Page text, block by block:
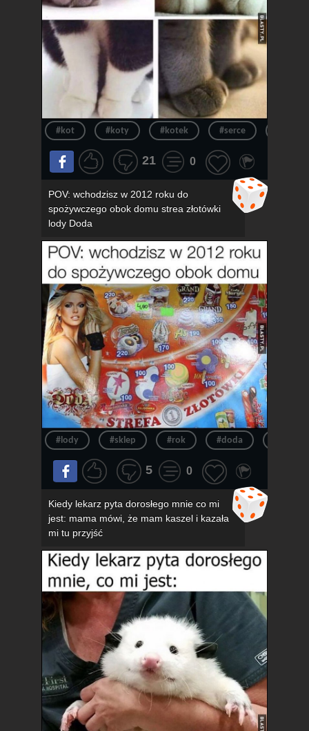
#kot #koty #kotek #serce
21 0
POV: wchodzisz w 2012 roku do
spożywczego obok domu strea złotówki
lody Doda
#lody #sklep #rok #doda
5 0
Kiedy lekarz pyta dorosłego mnie co mi
jest: mama mówi, że mam kaszel i kazała
mi tu przyjść